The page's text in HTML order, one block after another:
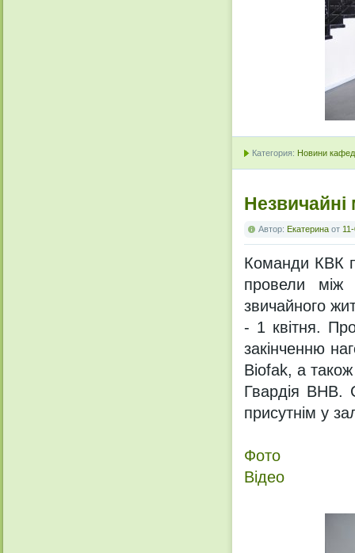
Категория: Новини
Автор: Екатерина от
Команди КВК
провели між
звичайного
- 1 квітня.
закінченню
Biofak, а
Гвардія ВНВ.
присутнім у
Фото
Відео